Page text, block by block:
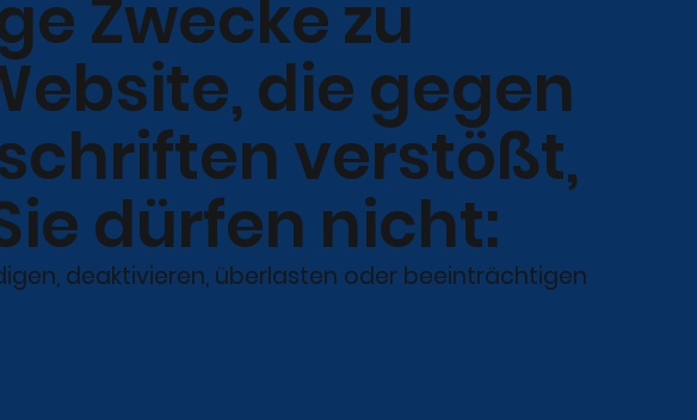
Zwecke zu
die gegen
verstößt,
dürfen nicht:
deaktivieren, überlasten oder beeinträchtigen